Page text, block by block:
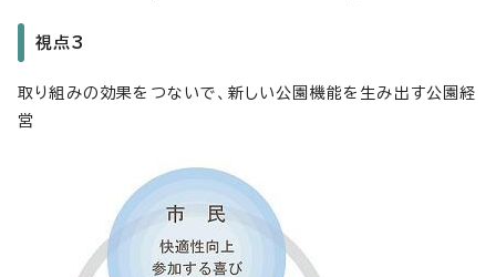
視点3
取り組みの効果をつないで、新しい公園機能を生み出す公園経
営